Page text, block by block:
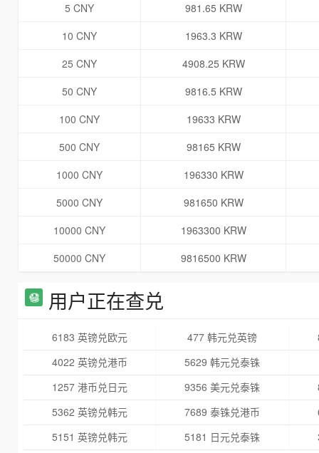
5 CNY
981.65 KRW
10 CNY
1963.3 KRW
25 CNY
4908.25 KRW
50 CNY
9816.5 KRW
100 CNY
19633 KRW
500 CNY
98165 KRW
1000 CNY
196330 KRW
5000 CNY
981650 KRW
10000 CNY
1963300 KRW
50000 CNY
9816500 KRW
用户正在查兑
6183 英镑兑欧元 477 韩元兑英镑
4022 英镑兑港币
5629 韩元兑泰铢
1257 港币兑日元
9356 美元兑泰铢
5362 英镑兑韩元
7689 泰铢兑港币
5151 英镑兑韩元
5181 日元兑泰铢